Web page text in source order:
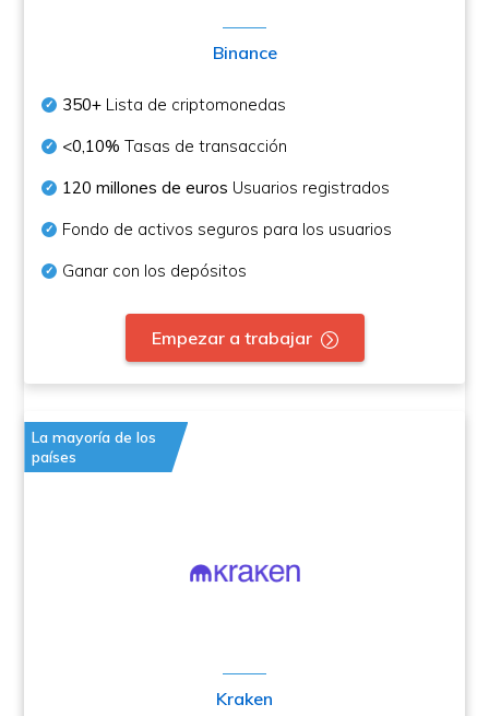
Binance
350+ Lista de criptomonedas
<0,10% Tasas de transacción
120 millones de euros Usuarios registrados
Fondo de activos seguros para los usuarios
Ganar con los depósitos
Empezar a trabajar
La mayoría de los
países
Kraken